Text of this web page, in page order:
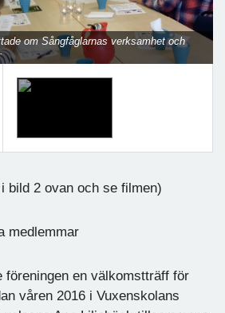
om Sångfåglarnas verksamhet och
bild 2 ovan och se filmen)
medlemmar
föreningen en välkomstträff för
våren 2016 i Vuxenskolans